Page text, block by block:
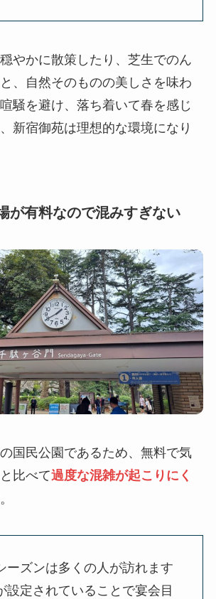
やかに散策したり、芝生でのん
、自然そのものの美しさを味わ
騒を避け、落ち着いて春を感じ
新宿御苑は理想的な環境になり
が有料なので混みすぎない
国民公園であるため、無料で気
比べて過度な混雑が起こりにく
ーズンは多くの人が訪れます
設定されていることで宴会目